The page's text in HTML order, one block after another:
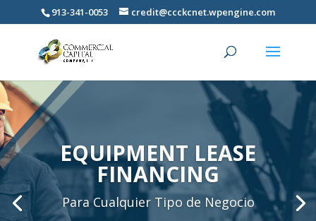
913-341-0053 credit@ccckcnet.wpengine.com
EQUIPMENT LEASE
FINANCING
Para Cualquier Tipo de Negocio